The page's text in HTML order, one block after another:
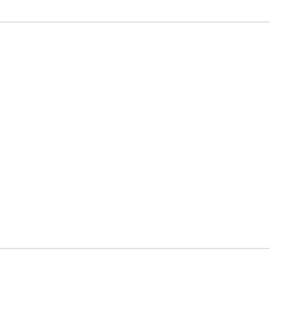
J’ai demandé s’il était
le petit déjeuner, là encore,
apparemment jamais
impossible de payer avec
comprends pas la notation de
parce que le personnel